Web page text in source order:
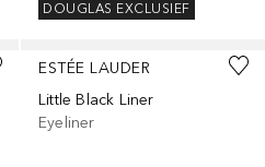
DOUGLAS EXCLUSIEF
ESTÉE LAUDER
Little Black Liner
Eyeliner